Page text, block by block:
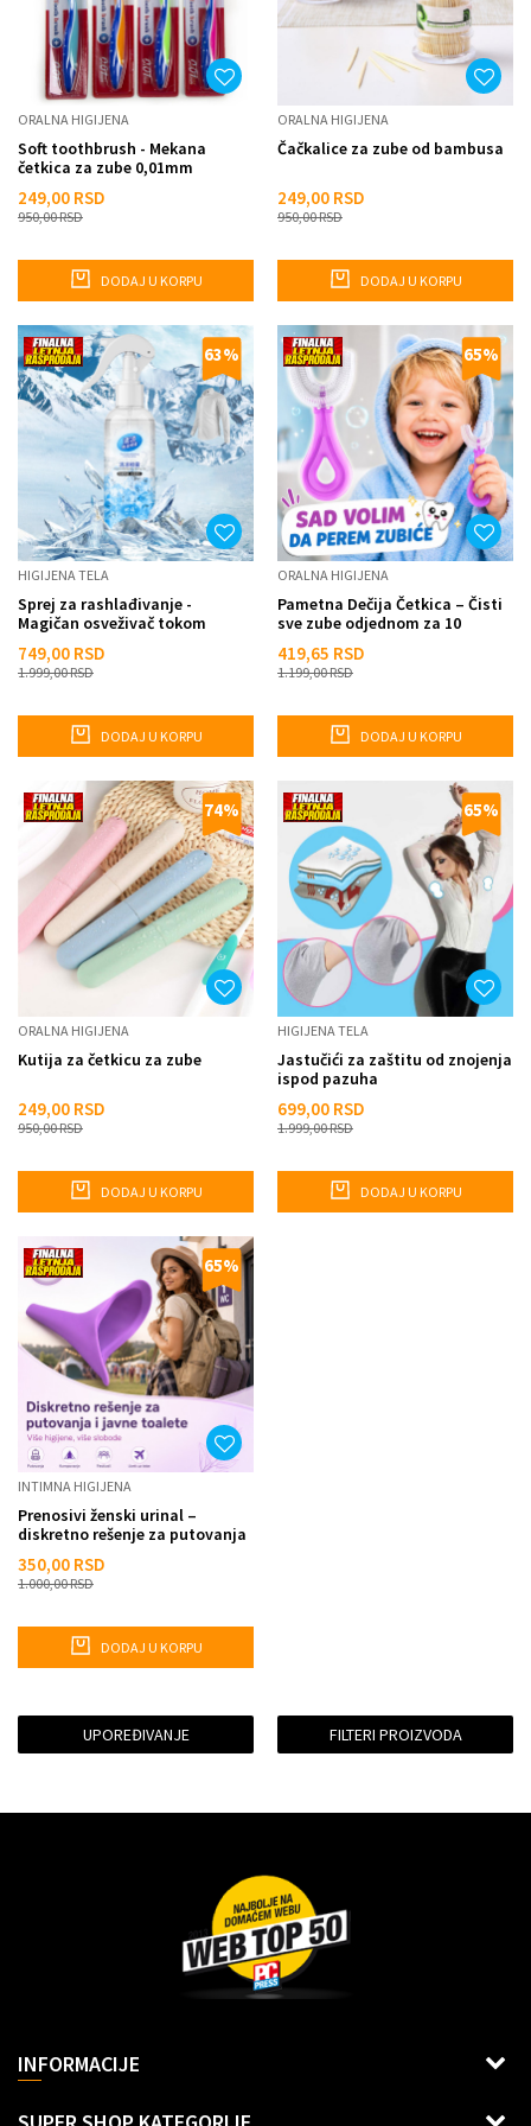
ORALNA HIGIJENA
Soft toothbrush - Mekana
četkica za zube 0,01mm
249,00 RSD
950,00RSD
DODAJ U KORPU
ORALNA HIGIJENA
Čačkalice za zube od bambusa
249,00 RSD
950,00RSD
DODAJ U KORPU
63%
HIGIJENA TELA
Sprej za rashlađivanje -
Magičan osveživač tokom
749,00 RSD
1.999,00RSD
DODAJ U KORPU
65%
ORALNA HIGIJENA
Pametna Dečija Četkica – Čisti
sve zube odjednom za 10
419,65 RSD
1.199,00RSD
DODAJ U KORPU
74%
ORALNA HIGIJENA
Kutija za četkicu za zube
249,00 RSD
950,00RSD
DODAJ U KORPU
65%
HIGIJENA TELA
Jastučići za zaštitu od znojenja
ispod pazuha
699,00 RSD
1.999,00RSD
DODAJ U KORPU
65%
INTIMNA HIGIJENA
Prenosivi ženski urinal –
diskretno rešenje za putovanja
350,00 RSD
1.000,00RSD
DODAJ U KORPU
UPOREĐIVANJE FILTERI PROIZVODA
INFORMACIJE